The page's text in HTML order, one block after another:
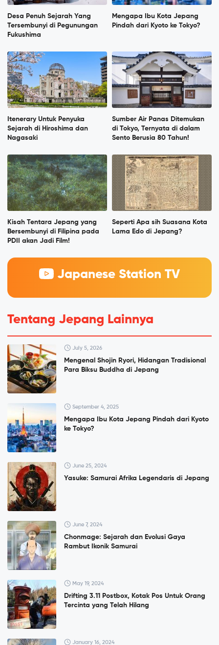
Desa Penuh Sejarah Yang
Tersembunyi di Pegunungan
Fukushima
Mengapa Ibu Kota Jepang
Pindah dari Kyoto ke Tokyo?
Itenerary Untuk Penyuka
Sejarah di Hiroshima dan
Nagasaki
Sumber Air Panas Ditemukan
di Tokyo, Ternyata di dalam
Sento Berusia 80 Tahun!
Kisah Tentara Jepang yang
Bersembunyi di Filipina pada
PDII akan Jadi Film!
Seperti Apa sih Suasana Kota
Lama Edo di Jepang?
Japanese Station TV
Tentang Jepang Lainnya
July 5, 2026
Mengenal Shojin Ryori, Hidangan Tradisional
Para Biksu Buddha di Jepang
September 4, 2025
Mengapa Ibu Kota Jepang Pindah dari Kyoto
ke Tokyo?
June 25, 2024
Yasuke: Samurai Afrika Legendaris di Jepang
June 7, 2024
Chonmage: Sejarah dan Evolusi Gaya
Rambut Ikonik Samurai
May 19, 2024
Drifting 3.11 Postbox, Kotak Pos Untuk Orang
Tercinta yang Telah Hilang
January 16, 2024